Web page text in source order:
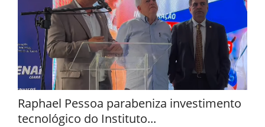
Raphael Pessoa parabeniza investimento
tecnológico do Instituto...